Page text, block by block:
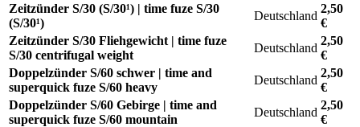
Zeitzünder S/30 (S/30¹) | time fuze S/30
(S/30¹)
Deutschland
2,50
€
Zeitzünder S/30 Fliehgewicht | time fuze
S/30 centrifugal weight
Deutschland
2,50
€
Doppelzünder S/60 schwer | time and
superquick fuze S/60 heavy
Deutschland
2,50
€
Doppelzünder S/60 Gebirge | time and
superquick fuze S/60 mountain
Deutschland
2,50
€